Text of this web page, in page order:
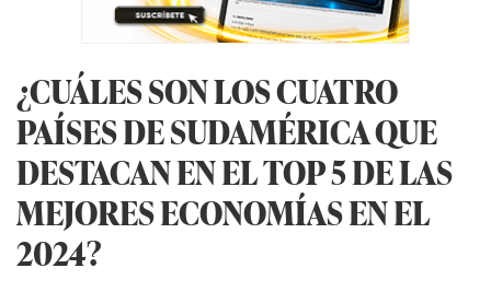
¿CUÁLES SON LOS CUATRO
PAÍSES DE SUDAMÉRICA QUE
DESTACAN EN EL TOP 5 DE LAS
MEJORES ECONOMÍAS EN EL
2024?